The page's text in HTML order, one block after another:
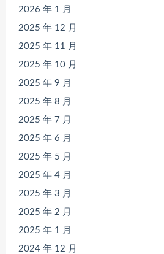
2026 年 1 月
2025 年 12 月
2025 年 11 月
2025 年 10 月
2025 年 9 月
2025 年 8 月
2025 年 7 月
2025 年 6 月
2025 年 5 月
2025 年 4 月
2025 年 3 月
2025 年 2 月
2025 年 1 月
2024 年 12 月